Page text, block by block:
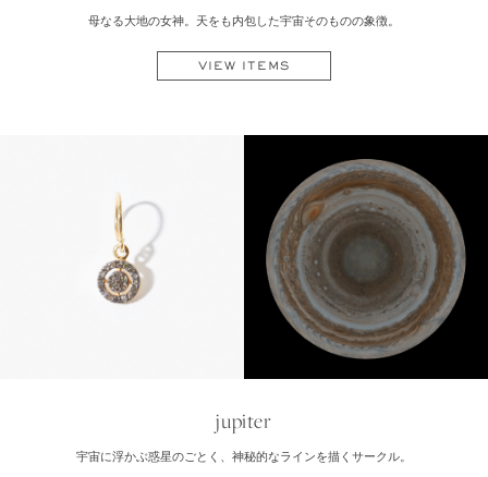
母なる大地の女神。天をも内包した宇宙そのものの象徴。
VIEW ITEMS
jupiter
宇宙に浮かぶ惑星のごとく、神秘的なラインを描くサークル。